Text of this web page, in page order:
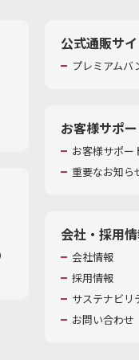
公式通販サ
プレミアムバ
お客様サポ
お客様サポー
重要なお知ら
会社・採用
会社情報
採用情報
サステナビリ
お問い合わせ